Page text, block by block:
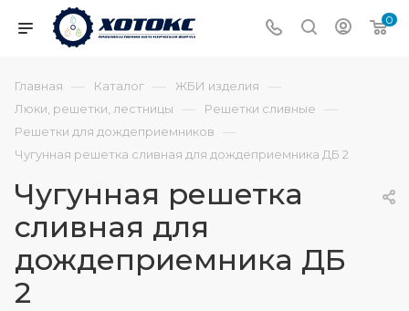
0
Главная — Каталог — ЖБИ изделия —
Люки, решетки, лестницы — Решетки сливные —
Решетки для дождеприемников —
Чугунная решетка сливная для дождеприемника ДБ 2
Чугунная решетка
сливная для
дождеприемника ДБ
2